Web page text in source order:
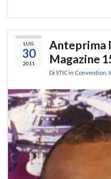
LUG
30
2011
Anteprima
Magazine
DiSTICin Convention